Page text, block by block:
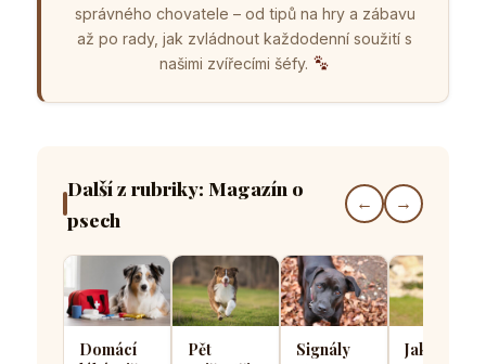
správného chovatele – od tipů na hry a zábavu
až po rady, jak zvládnout každodenní soužití s
našimi zvířecími šéfy.
Další z rubriky: Magazín o
psech
← →
Domácí
Pět
Signály
Jak